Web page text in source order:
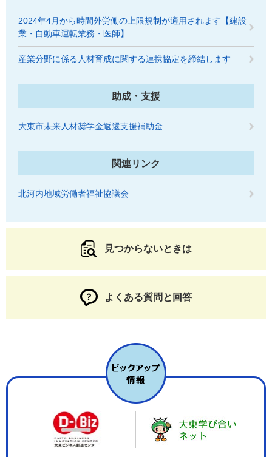
2024年4月から時間外労働の上限規制が適用されます【建設
業・自動車運転業務・医師】
産業分野に係る人材育成に関する連携協定を締結します
助成・支援
大東市未来人材奨学金返還支援補助金
関連リンク
北河内地域労働者福祉協議会
見つからないときは
よくある質問と回答